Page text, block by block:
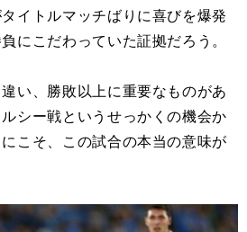
イトルマッチばりに喜びを爆発
にこだわっていた証拠だろう。
い、勝敗以上に重要なものがあ
シー戦というせっかくの機会か
こそ、この試合の本当の意味が